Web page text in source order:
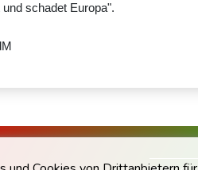
schadet Europa".